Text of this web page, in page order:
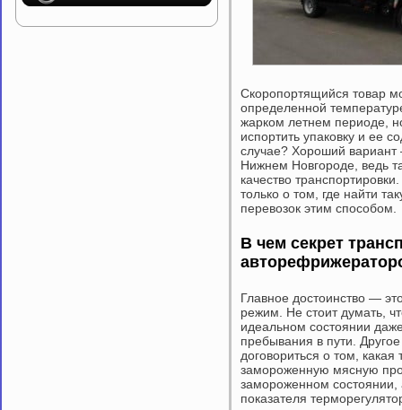
Скоропортящийся товар
определенной
жарком летнем периоде,
испортить упаковку и ее
случае? Хороший вариант
Нижнем Новгороде, ведь
качество
только о том, где найти
перевозок этим способом.
В чем секрет
Главное достоинство —
режим. Не стоит думать,
идеальном состоянии
пребывания в пути.
договориться о том,
замороженную мясную
замороженном состоянии,
показателя